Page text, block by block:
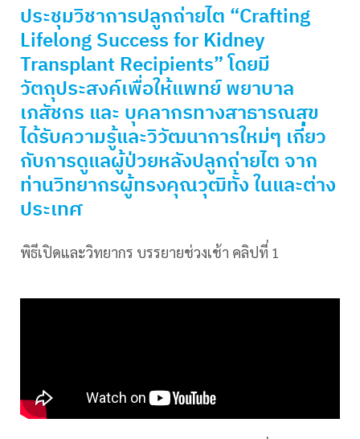
ประชุมวิชาการปลูกถ่ายไต “Crafting
Lifelong Success for Kidney
Transplant Recipients” โดยมี
วัตถุประสงค์เพื่อให้แพทย์ พยาบาล
เภสัชกร และ บุคลากรทางสาธารณสุข
ได้รับความรู้และวิวัฒนาการใหม่ๆ เกี่ยว
กับการดูแลผู้ป่วยหลังปลูกถ่ายไต จาก
ท่านวิทยากรผู้ทรงคุณวุฒิทั้ง ในและต่าง
ประเทศ
พิธีเปิดและวิทยากร บรรยายช่วงเช้า คลิปที่ 1